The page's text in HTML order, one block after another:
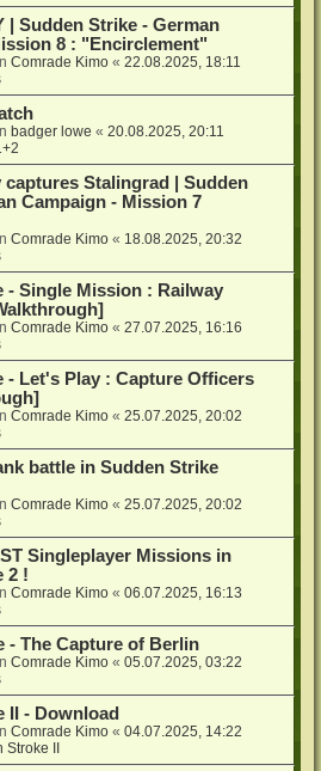
| Sudden Strike - German
8 : "Encirclement"
Comrade Kimo «22.08.2025, 18:11
badger lowe «20.08.2025, 20:11
captures Stalingrad | Sudden
Campaign - Mission 7
Comrade Kimo « 18.08.2025, 20:32
- Single Mission : Railway
Comrade Kimo «27.07.2025, 16:16
- Let's Play : Capture Officers
Comrade Kimo «25.07.2025, 20:02
battle in Sudden Strike
Comrade Kimo «25.07.2025, 20:02
Singleplayer Missions in
2 !
Comrade Kimo «06.07.2025, 16:13
- The Capture of Berlin
Comrade Kimo «05.07.2025, 03:22
II - Download
Comrade Kimo «04.07.2025, 14:22
Stroke II